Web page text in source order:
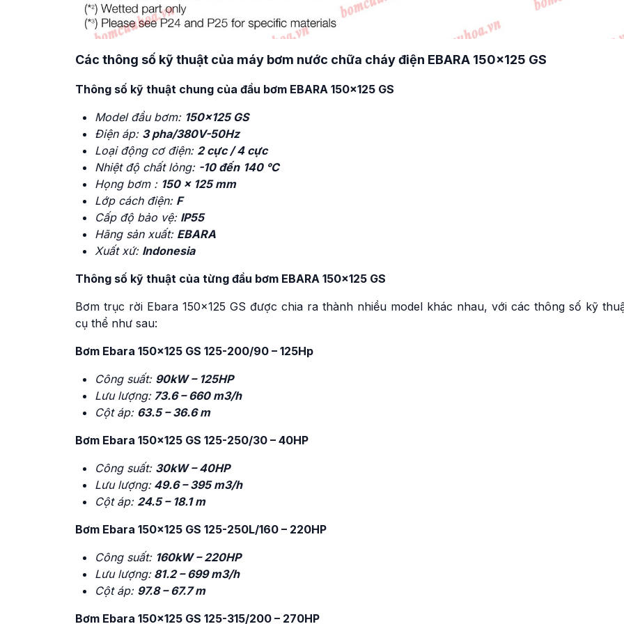
Các thông số kỹ thuật của máy bơm nước chữa cháy điện EBARA 150×125 GS
Thông số kỹ thuật chung của đầu bơm EBARA 150×125 GS
Model đầu bơm: 150×125 GS
Điện áp: 3 pha/380V-50Hz
Loại động cơ điện: 2 cực / 4 cực
Nhiệt độ chất lỏng: -10 đến 140 °C
Họng bơm : 150 x 125 mm
Lớp cách điện: F
Cấp độ bảo vệ: IP55
Hãng sản xuất: EBARA
Xuất xứ: Indonesia
Thông số kỹ thuật của từng đầu bơm EBARA 150×125 GS
Bơm trục rời Ebara 150×125 GS được chia ra thành nhiều model khác nhau, với các thông số kỹ
cụ thể như sau:
Bơm Ebara 150×125 GS 125-200/90 – 125Hp
Công suất: 90kW – 125HP
Lưu lượng:73.6 – 660 m3/h
Cột áp: 63.5 – 36.6 m
Bơm Ebara 150×125 GS 125-250/30 – 40HP
Công suất: 30kW – 40HP
Lưu lượng:49.6 – 395 m3/h
Cột áp: 24.5 – 18.1 m
Bơm Ebara 150×125 GS 125-250L/160 – 220HP
Công suất: 160kW – 220HP
Lưu lượng:81.2 – 699 m3/h
Cột áp: 97.8 – 67.7 m
Bơm Ebara 150×125 GS 125-315/200 – 270HP